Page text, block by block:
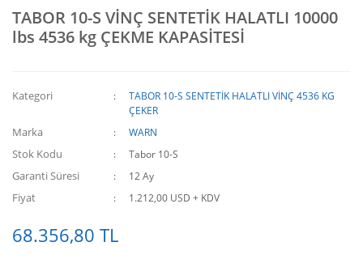
TABOR 10-S VİNÇ SENTETİK HALATLI 10000
lbs 4536 kg ÇEKME KAPASİTESİ
Kategori
TABOR 10-S SENTETİK HALATLI VİNÇ 4536 KG
ÇEKER
Marka WARN
Stok Kodu Tabor 10-S
Garanti Süresi 12 Ay
Fiyat 1.212,00 USD + KDV
68.356,80 TL